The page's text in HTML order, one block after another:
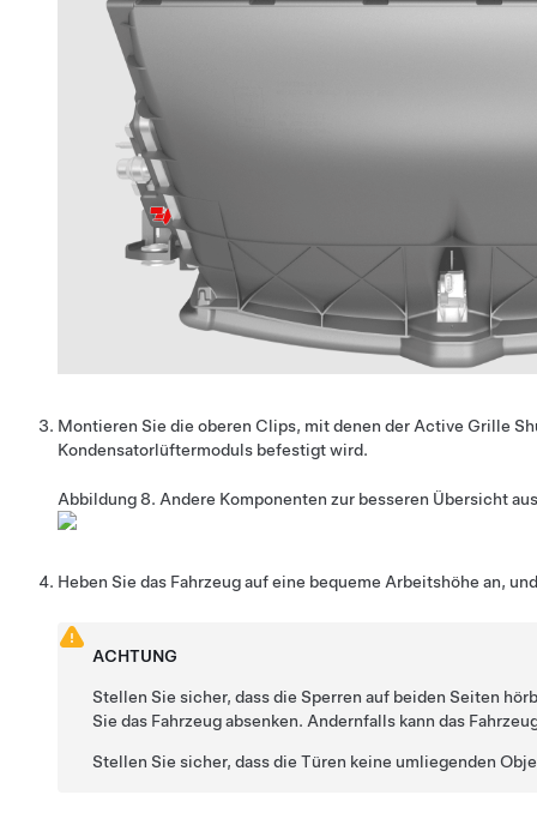
Montieren Sie die oberen Clips, mit denen der Active Grille
Kondensatorlüftermoduls befestigt wird.
Abbildung 8. Andere Komponenten zur besseren Übersicht
Heben Sie das Fahrzeug auf eine bequeme Arbeitshöhe an,
ACHTUNG
Stellen Sie sicher, dass die Sperren auf beiden Seiten
Sie das Fahrzeug absenken. Andernfalls kann das
Stellen Sie sicher, dass die Türen keine umliegenden